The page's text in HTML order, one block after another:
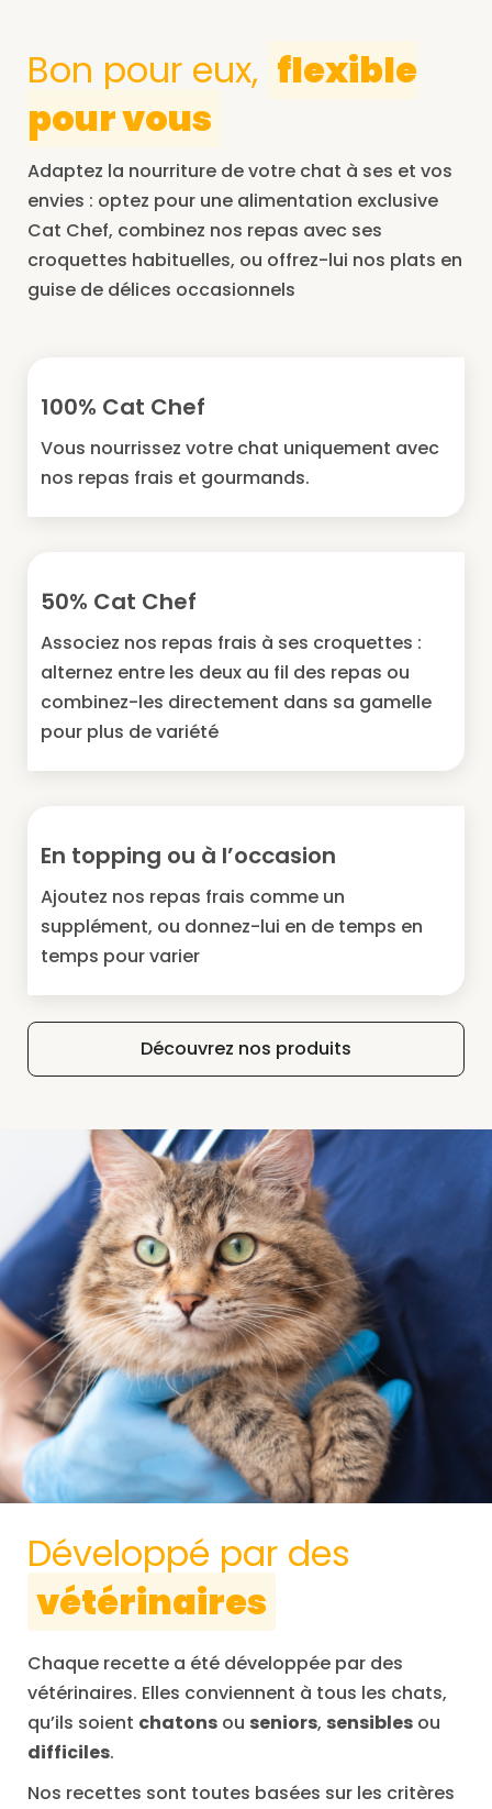
Bon pour eux, flexible
pour vous
Adaptez la nourriture de votre chat à ses et vos
envies : optez pour une alimentation exclusive
Cat Chef, combinez nos repas avec ses
croquettes habituelles, ou offrez-lui nos plats en
guise de délices occasionnels
100% Cat Chef
Vous nourrissez votre chat uniquement avec
nos repas frais et gourmands.
50% Cat Chef
Associez nos repas frais à ses croquettes :
alternez entre les deux au fil des repas ou
combinez-les directement dans sa gamelle
pour plus de variété
En topping ou à l’occasion
Ajoutez nos repas frais comme un
supplément, ou donnez-lui en de temps en
temps pour varier
Découvrez nos produits
Développé par des
vétérinaires
Chaque recette a été développée par des
vétérinaires. Elles conviennent à tous les chats,
qu’ils soient chatons ou seniors, sensibles ou
difficiles.
Nos recettes sont toutes basées sur les critères